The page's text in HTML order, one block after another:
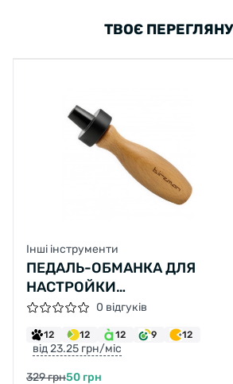
ТВОЄ
Інші інструменти
ПЕДАЛЬ-ОБМАНКА ДЛЯ
НАСТРОЙКИ
ПЕРЕКЛЮЧАТЕЛЕЙ,
BIRZMAN
0 відгуків
12 12 12 9 12
від 23.25 грн/міс
329 грн50 грн